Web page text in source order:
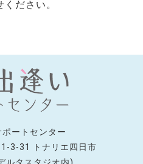
ださい。
ートセンター
3-31 トナリエ四日市